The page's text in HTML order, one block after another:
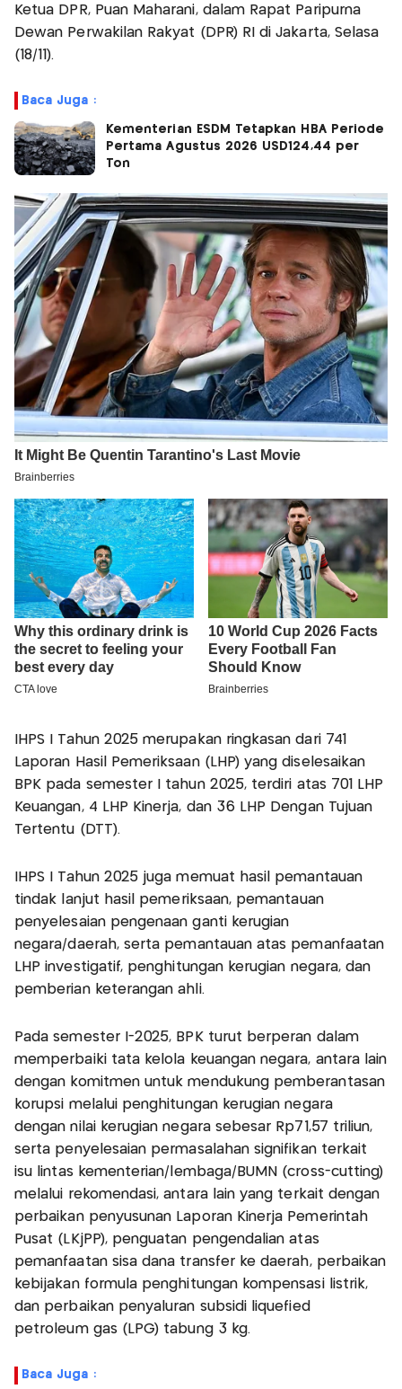
Ketua DPR, Puan Maharani, dalam Rapat Paripurna
Dewan Perwakilan Rakyat (DPR) RI di Jakarta, Selasa
(18/11).
Baca Juga :
Kementerian ESDM Tetapkan HBA Periode
Pertama Agustus 2026 USD124,44 per
Ton
IHPS I Tahun 2025 merupakan ringkasan dari 741
Laporan Hasil Pemeriksaan (LHP) yang diselesaikan
BPK pada semester I tahun 2025, terdiri atas 701 LHP
Keuangan, 4 LHP Kinerja, dan 36 LHP Dengan Tujuan
Tertentu (DTT).
IHPS I Tahun 2025 juga memuat hasil pemantauan
tindak lanjut hasil pemeriksaan, pemantauan
penyelesaian pengenaan ganti kerugian
negara/daerah, serta pemantauan atas pemanfaatan
LHP investigatif, penghitungan kerugian negara, dan
pemberian keterangan ahli.
Pada semester I-2025, BPK turut berperan dalam
memperbaiki tata kelola keuangan negara, antara lain
dengan komitmen untuk mendukung pemberantasan
korupsi melalui penghitungan kerugian negara
dengan nilai kerugian negara sebesar Rp71,57 triliun,
serta penyelesaian permasalahan signifikan terkait
isu lintas kementerian/lembaga/BUMN (cross-cutting)
melalui rekomendasi, antara lain yang terkait dengan
perbaikan penyusunan Laporan Kinerja Pemerintah
Pusat (LKjPP), penguatan pengendalian atas
pemanfaatan sisa dana transfer ke daerah, perbaikan
kebijakan formula penghitungan kompensasi listrik,
dan perbaikan penyaluran subsidi liquefied
petroleum gas (LPG) tabung 3 kg.
Baca Juga :